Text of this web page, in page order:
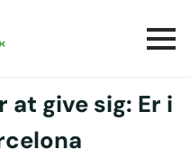
give sig: Er i